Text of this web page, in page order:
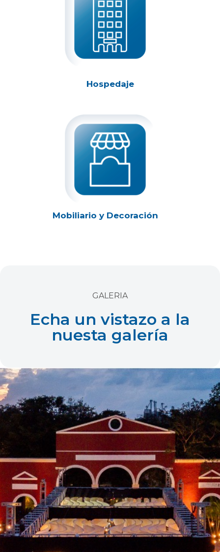
Hospedaje
Mobiliario y Decoración
GALERIA
Echa un vistazo a la
nuesta galería